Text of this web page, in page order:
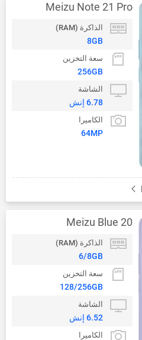
Meizu Note 21 Pro
الذاكرة (RAM)
8GB
سعة التخزين
256GB
الشاشة
6.78 إنش
الكاميرا
64MP
Meizu Blue 20
الذاكرة (RAM)
6/8GB
سعة التخزين
128/256GB
الشاشة
6.52 إنش
الكاميرا